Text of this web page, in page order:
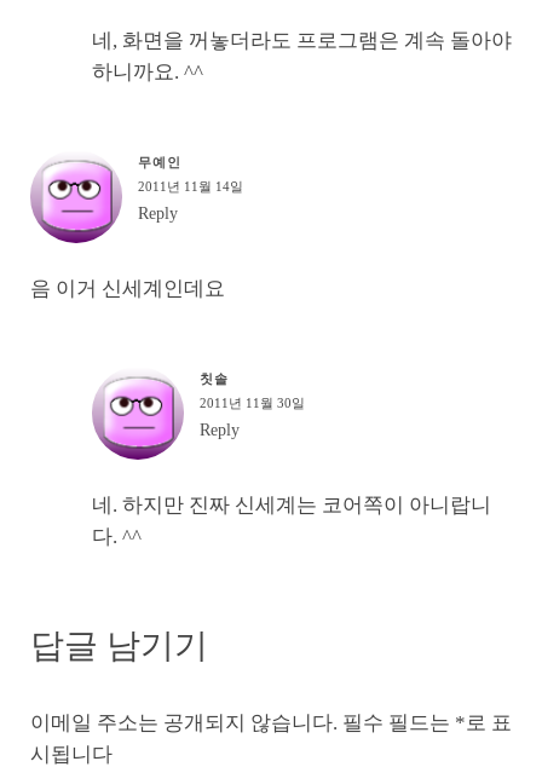
네, 화면을 꺼놓더라도 프로그램은 계속 돌아야
하니까요. ^^
무예인
2011년 11월 14일
Reply
음 이거 신세계인데요
칫솔
2011년 11월 30일
Reply
네. 하지만 진짜 신세계는 코어쪽이 아니랍니
다. ^^
답글 남기기
이메일 주소는 공개되지 않습니다. 필수 필드는 *로 표
시됩니다